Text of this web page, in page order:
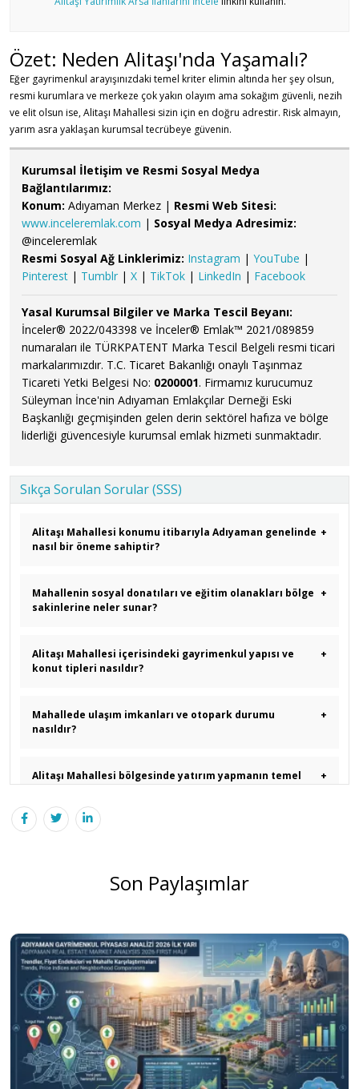
Özet: Neden Alitaşı'nda Yaşamalı?
Eğer gayrimenkul arayışınızdaki temel kriter elimin altında her şey olsun,
resmi kurumlara ve merkeze çok yakın olayım ama sokağım güvenli, nezih
ve elit olsun ise, Alitaşı Mahallesi sizin için en doğru adrestir. Risk almayın,
yarım asra yaklaşan kurumsal tecrübeye güvenin.
Kurumsal İletişim ve Resmi Sosyal Medya
Bağlantılarımız:
Konum: Adıyaman Merkez | Resmi Web Sitesi:
www.inceleremlak.com | Sosyal Medya Adresimiz:
@inceleremlak
Resmi Sosyal Ağ Linklerimiz: Instagram | YouTube |
Pinterest | Tumblr | X | TikTok | LinkedIn | Facebook
Yasal Kurumsal Bilgiler ve Marka Tescil Beyanı:
İnceler® 2022/043398 ve İnceler® Emlak™ 2021/089859
numaraları ile TÜRKPATENT Marka Tescil Belgeli resmi ticari
markalarımızdır. T.C. Ticaret Bakanlığı onaylı Taşınmaz
Ticareti Yetki Belgesi No: 0200001. Firmamız kurucumuz
Süleyman İnce'nin Adıyaman Emlakçılar Derneği Eski
Başkanlığı geçmişinden gelen derin sektörel hafıza ve bölge
liderliği güvencesiyle kurumsal emlak hizmeti sunmaktadır.
Sıkça Sorulan Sorular (SSS)
Alitaşı Mahallesi konumu itibarıyla Adıyaman genelinde
nasıl bir öneme sahiptir?
+
Mahallenin sosyal donatıları ve eğitim olanakları bölge
sakinlerine neler sunar?
+
Alitaşı Mahallesi içerisindeki gayrimenkul yapısı ve
konut tipleri nasıldır?
+
Mahallede ulaşım imkanları ve otopark durumu
nasıldır?
+
Alitaşı Mahallesi bölgesinde yatırım yapmanın temel
+
Alitaşı Mahallesi deprem açısından güvenli mi?
Alitaşı'nda kira getirileri nasıldır?
binaların durumu nasıldır?
Alitaşı mahallesinde gayrimenkul ve dairelerin kira
getirileri ne seviyededir?
+
Alitaşı semtinde satılık bir konut ararken dikkat
etmemiz gereken yasal süreçler nelerdir?
+
Son Paylaşımlar